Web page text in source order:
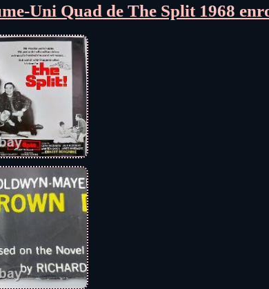
Uni Quad de The Split 1968